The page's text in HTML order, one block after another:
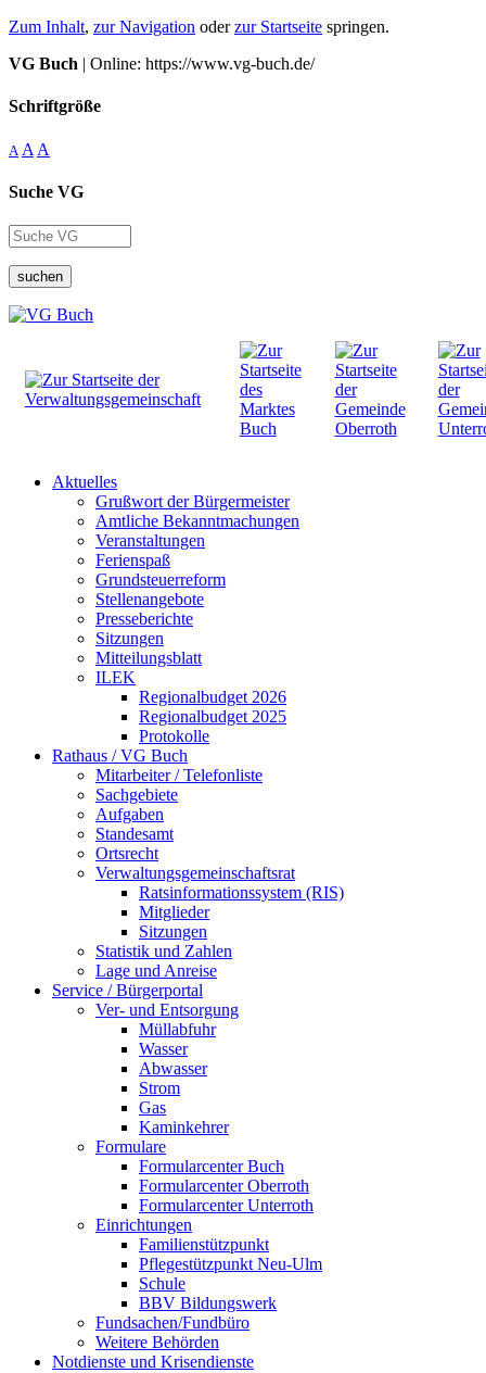
Zum Inhalt, zur Navigation oderzur Startseite springen.
VG Buch | Online: https://www.vg-buch.de/
Schriftgröße
A A A
Suche VG
suchen
Aktuelles
Grußwort der Bürgermeister
Amtliche Bekanntmachungen
Veranstaltungen
Ferienspaß
Grundsteuerreform
Stellenangebote
Presseberichte
Sitzungen
Mitteilungsblatt
ILEK
Regionalbudget 2026
Regionalbudget 2025
Protokolle
Rathaus / VG Buch
Mitarbeiter / Telefonliste
Sachgebiete
Aufgaben
Standesamt
Ortsrecht
Verwaltungsgemeinschaftsrat
Ratsinformationssystem (RIS)
Mitglieder
Sitzungen
Statistik und Zahlen
Lage und Anreise
Service / Bürgerportal
Ver- und Entsorgung
Müllabfuhr
Wasser
Abwasser
Strom
Gas
Kaminkehrer
Formulare
Formularcenter Buch
Formularcenter Oberroth
Formularcenter Unterroth
Einrichtungen
Familienstützpunkt
Pflegestützpunkt Neu-Ulm
Schule
BBV Bildungswerk
Fundsachen/Fundbüro
Weitere Behörden
Notdienste und Krisendienste